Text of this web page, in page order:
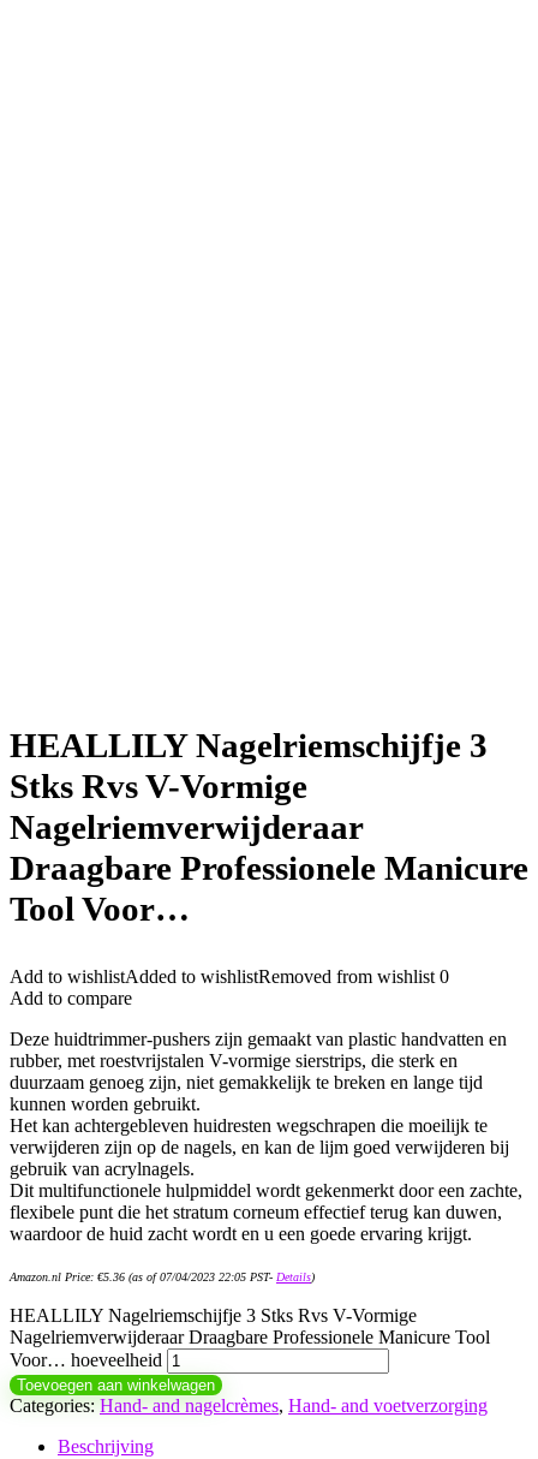
HEALLILY Nagelriemschijfje 3
Stks Rvs V-Vormige
Nagelriemverwijderaar
Draagbare Professionele Manicure
Tool Voor…
Add to wishlistAdded to wishlistRemoved from wishlist 0
Add to compare
Deze huidtrimmer-pushers zijn gemaakt van plastic handvatten en
rubber, met roestvrijstalen V-vormige sierstrips, die sterk en
duurzaam genoeg zijn, niet gemakkelijk te breken en lange tijd
kunnen worden gebruikt.
Het kan achtergebleven huidresten wegschrapen die moeilijk te
verwijderen zijn op de nagels, en kan de lijm goed verwijderen bij
gebruik van acrylnagels.
Dit multifunctionele hulpmiddel wordt gekenmerkt door een zachte,
flexibele punt die het stratum corneum effectief terug kan duwen,
waardoor de huid zacht wordt en u een goede ervaring krijgt.
Amazon.nl Price: €5.36 (as of 07/04/2023 22:05 PST- Details)
HEALLILY Nagelriemschijfje 3 Stks Rvs V-Vormige
Nagelriemverwijderaar Draagbare Professionele Manicure Tool
Voor… hoeveelheid
Toevoegen aan winkelwagen
Categories: Hand- and nagelcrèmes, Hand- and voetverzorging
Beschrijving